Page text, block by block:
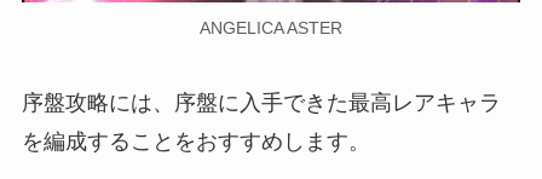
ANGELICA ASTER
序盤攻略には、序盤に入手できた最高レアキャラ
を編成することをおすすめします。